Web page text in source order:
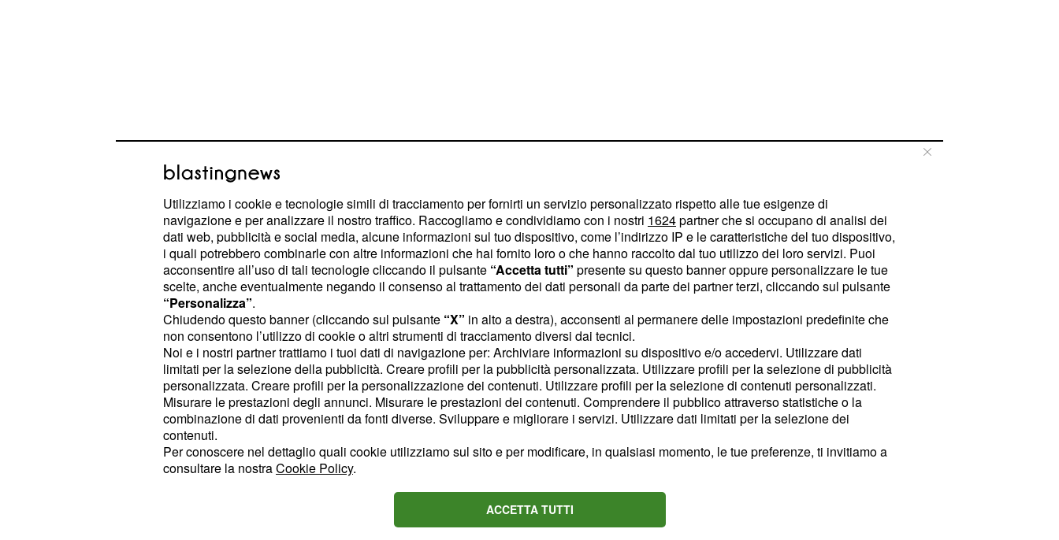
La pedivella è l’elemento che collega il pedale al movimento
centrale, e la sua lunghezza influisce sulla pedalata, sulla
capacità di variare il ritmo e la resistenza. La pedivella più
corta dovrebbe favorire lo scatto, quella più lunga la
resistenza, anche se su queste considerazioni entrano in
gioco molte variabili. Durante l’inverno Nibali ha cominciato
a pedalare conle pedivelle più lunghe, da 175 mm.
Durante ilGiro d’Italiasi è discusso anche di questo, del
cambio di pedivelle operato prima dell’inizio della stagione,
per trovare una giustificazione alle difficoltà del campione
nelle prime due settimane e mezzo di Giro.
Gli ultimi due giorni di Giro, con la clamorosa rimonta rosa,
Utilizziamo i cookie e tecnologie simili di tracciamento per fornirti un servizio personalizzato rispetto alle tue esigenze di
navigazione e per analizzare il nostro traffico. Raccogliamo e condividiamo con i nostri 1624partner che si occupano di analisi dei
dati web, pubblicità e social media, alcune informazioni sul tuo dispositivo, come l’indirizzo IP e le caratteristiche del tuo dispositivo,
i quali potrebbero combinarle con altre informazioni che hai fornito loro o che hanno raccolto dal tuo utilizzo dei loro servizi. Puoi
acconsentire all’uso di tali tecnologie cliccando il pulsante “Accetta tutti” presente su questo banner oppure personalizzare le tue
scelte, anche eventualmente negando il consenso al trattamento dei dati personali da parte dei partner terzi, cliccando sul pulsante
“Personalizza”.
Chiudendo questo banner (cliccando sul pulsante “X” in alto a destra), acconsenti al permanere delle impostazioni predefinite che
non consentono l’utilizzo di cookie o altri strumenti di tracciamento diversi dai tecnici.
Noi e i nostri partner trattiamo i tuoi dati di navigazione per: Archiviare informazioni su dispositivo e/o accedervi. Utilizzare dati
limitati per la selezione della pubblicità. Creare profili per la pubblicità personalizzata. Utilizzare profili per la selezione di pubblicità
personalizzata. Creare profili per la personalizzazione dei contenuti. Utilizzare profili per la selezione di contenuti personalizzati.
Misurare le prestazioni degli annunci. Misurare le prestazioni dei contenuti. Comprendere il pubblico attraverso statistiche o la
combinazione di dati provenienti da fonti diverse. Sviluppare e migliorare i servizi. Utilizzare dati limitati per la selezione dei
contenuti.
Per conoscere nel dettaglio quali cookie utilizziamo sul sito e per modificare, in qualsiasi momento, le tue preferenze, ti invitiamo a
consultare la nostraCookie Policy.
ACCETTA TUTTI